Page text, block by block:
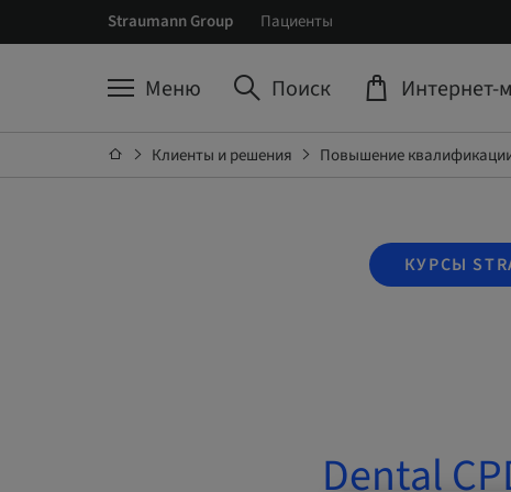
Straumann Group Пациенты
Меню Поиск Интернет-
Клиенты и решения Повышение
КУРСЫ
Dental